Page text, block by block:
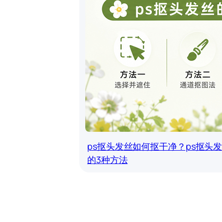
ps抠头发丝如何抠干净？ps抠头
的3种方法